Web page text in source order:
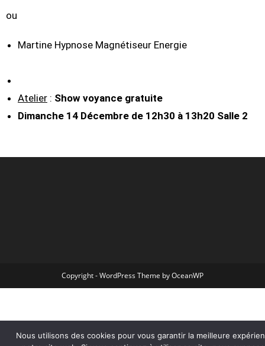
ou
Martine Hypnose Magnétiseur Energie
Atelier : Show voyance gratuite
Dimanche 14 Décembre de 12h30 à 13h20 Salle 2
Copyright - WordPress Theme by OceanWP
Nous utilisons des cookies pour vous garantir la meilleure